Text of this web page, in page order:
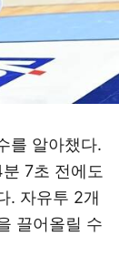
를 알아챘다.
7초 전에도
. 자유투 2개
끌어올릴 수